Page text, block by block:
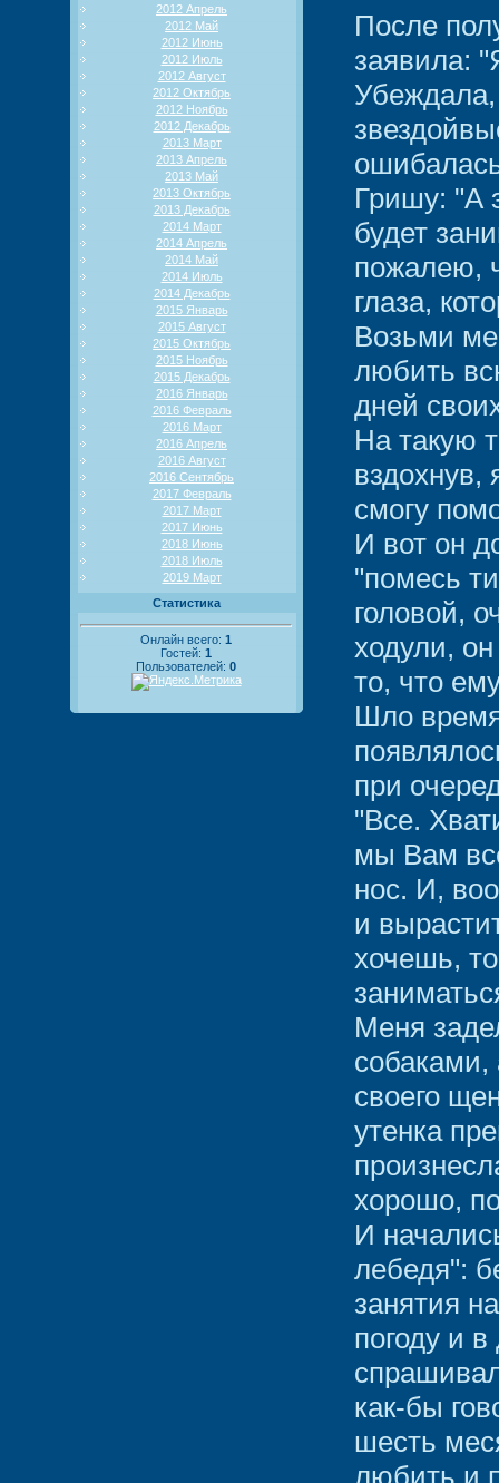
2012 Апрель
2012 Май
2012 Июнь
2012 Июль
2012 Август
2012 Октябрь
2012 Ноябрь
2012 Декабрь
2013 Март
2013 Апрель
2013 Май
2013 Октябрь
2013 Декабрь
2014 Март
2014 Апрель
2014 Май
2014 Июль
2014 Декабрь
2015 Январь
2015 Август
2015 Октябрь
2015 Ноябрь
2015 Декабрь
2016 Январь
2016 Февраль
2016 Март
2016 Апрель
2016 Август
2016 Сентябрь
2017 Февраль
2017 Март
2017 Июнь
2018 Июнь
2018 Июль
2019 Март
Статистика
Онлайн всего: 1
Гостей: 1
Пользователей: 0
После
заявила:
Убеждала,
Гришу: "А
будет
пожалею,
глаза,
Возьми
любить
дней
На такую
вздохнув,
смогу
И вот он
"помесь
головой,
ходули,
то, что
Шло
при
"Все.
мы Вам
нос. И,
и
хочешь,
Меня
собаками,
своего
утенка
хорошо,
И
лебедя":
занятия
погоду и
как-бы
шесть
любить и